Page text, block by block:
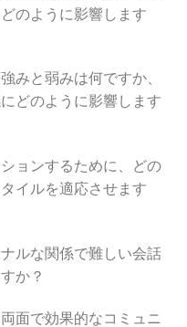
のように影響します
みと弱みは何ですか、
どのように影響します
ョンするために、どの
イルを適応させます
ルな関係で難しい会話
か？
面で効果的なコミュニ